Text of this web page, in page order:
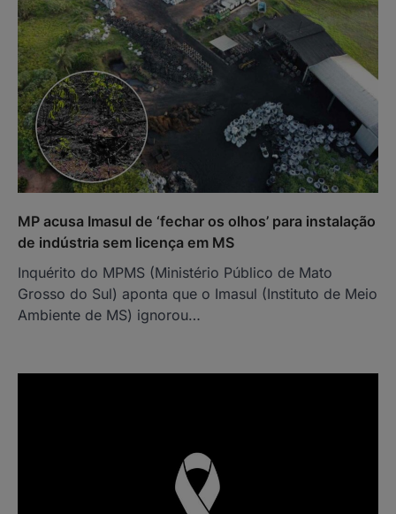
MP acusa Imasul de ‘fechar os olhos’ para instalação
de indústria sem licença em MS
Inquérito do MPMS (Ministério Público de Mato
Grosso do Sul) aponta que o Imasul (Instituto de Meio
Ambiente de MS) ignorou…